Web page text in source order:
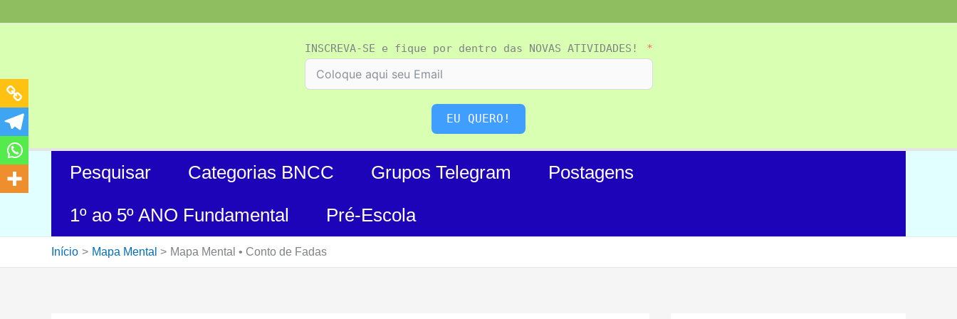
para
INSCREVA-SE e fique por dentro das NOVAS ATIVIDADES!
EU QUERO!
Pesquisar Categorias BNCC Grupos Telegram
Postagens
1º ao 5º ANO Fundamental
Pré-Escola
Início Mapa Mental Mapa Mental • Conto de Fadas